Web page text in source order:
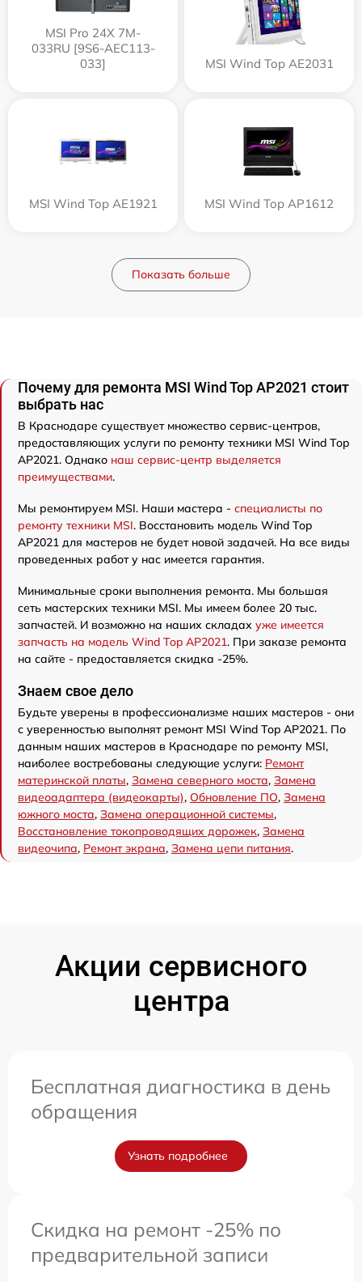
MSI Pro 24X 7M-
033RU [9S6-AEC113-
033]
MSI Wind Top AE2031
MSI Wind Top AE1921 MSI Wind Top AP1612
Показать больше
Почему для ремонта MSI Wind Top AP2021 стоит
выбрать нас
В Краснодаре существует множество сервис-центров,
предоставляющих услуги по ремонту техники MSI Wind Top
AP2021. Однако наш сервис-центр выделяется
преимуществами.
Мы ремонтируем MSI. Наши мастера - специалисты по
ремонту техники MSI. Восстановить модель Wind Top
AP2021 для мастеров не будет новой задачей. На все виды
проведенных работ у нас имеется гарантия.
Минимальные сроки выполнения ремонта. Мы большая
сеть мастерских техники MSI. Мы имеем более 20 тыс.
запчастей. И возможно на наших складах уже имеется
запчасть на модель Wind Top AP2021. При заказе ремонта
на сайте - предоставляется скидка -25%.
Знаем свое дело
Будьте уверены в профессионализме наших мастеров - они
с уверенностью выполнят ремонт MSI Wind Top AP2021. По
данным наших мастеров в Краснодаре по ремонту MSI,
наиболее востребованы следующие услуги: Ремонт
материнской платы, Замена северного моста, Замена
видеоадаптера (видеокарты), Обновление ПО, Замена
южного моста, Замена операционной системы,
Восстановление токопроводящих дорожек, Замена
видеочипа, Ремонт экрана, Замена цепи питания.
Акции сервисного
центра
Бесплатная диагностика в день
обращения
Узнать подробнее
Скидка на ремонт -25% по
предварительной записи